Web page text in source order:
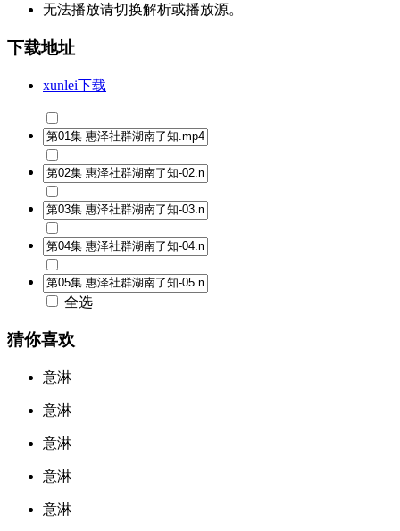
无法播放请切换解析或播放源。
下载地址
xunlei下载
全选
猜你喜欢
意淋
意淋
意淋
意淋
意淋